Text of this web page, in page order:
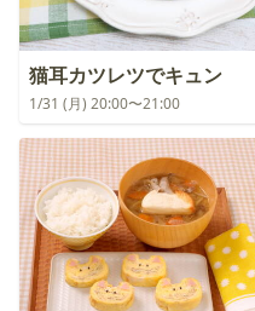
猫耳カツレツでキュン
1/31 (月) 20:00〜21:00